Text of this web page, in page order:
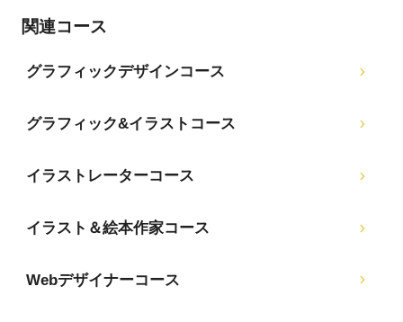
関連コース
グラフィックデザインコース
グラフィック&イラストコース
イラストレーターコース
イラスト＆絵本作家コース
Webデザイナーコース